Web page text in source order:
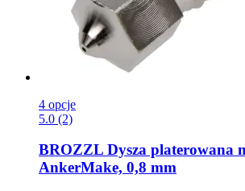
4 opcje
5.0 (2)
BROZZL Dysza platerowana
AnkerMake, 0,8 mm